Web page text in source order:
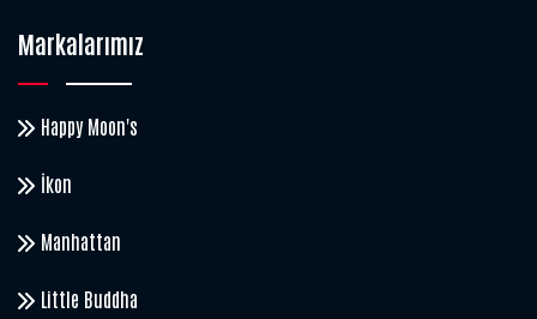
Markalarımız
Happy Moon's
İkon
Manhattan
Little Buddha